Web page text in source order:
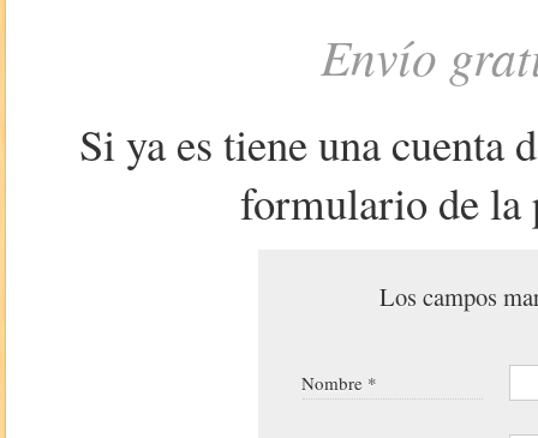
Envío
Si ya es tiene una cuenta
formulario de la
Los campos
Nombre *